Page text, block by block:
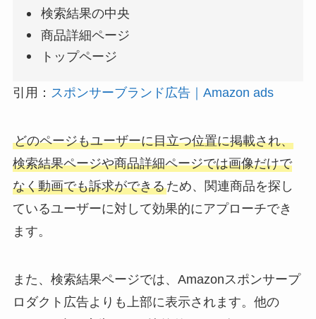
検索結果の中央
商品詳細ページ
トップページ
引用： スポンサーブランド広告｜Amazon ads
どのページもユーザーに目立つ位置に掲載され、
検索結果ページや商品詳細ページでは画像だけで
なく動画でも訴求ができるため、関連商品を探し
ているユーザーに対して効果的にアプローチでき
ます。
また、検索結果ページでは、Amazonスポンサープ
ロダクト広告よりも上部に表示されます。他の